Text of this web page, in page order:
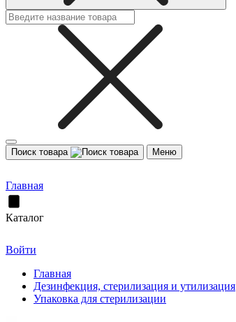
Поиск товара Меню
Главная
Каталог
Войти
Главная
Дезинфекция, стерилизация и утилизация
Упаковка для стерилизации